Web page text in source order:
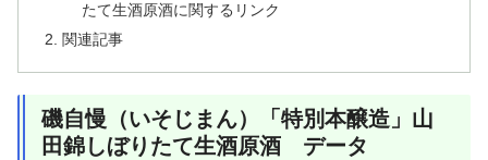
たて生酒原酒に関するリンク
関連記事
磯自慢（いそじまん）「特別本醸造」山
田錦しぼりたて生酒原酒 データ